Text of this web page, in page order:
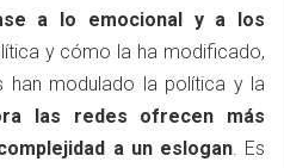
a lo emocional y a los
y cómo la ha modificado,
han modulado la política y la
las redes ofrecen más
a un eslogan. Es